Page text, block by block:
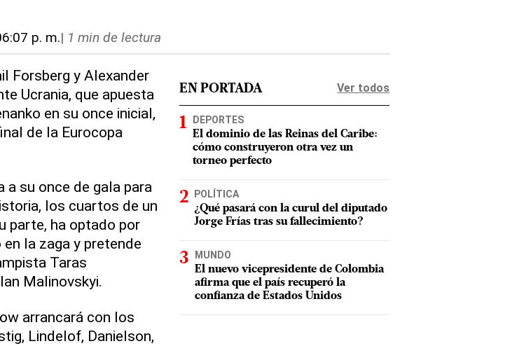
p. m.| 1 min de lectura
Forsberg y Alexander
Ucrania, que apuesta
en su once inicial,
de la Eurocopa
a su once de gala para
los cuartos de un
parte, ha optado por
la zaga y pretende
Taras
Malinovskyi.
arrancará con los
Lindelof, Danielson,
EN PORTADA Ver todos
DEPORTES
El dominio de las Reinas del Caribe:
cómo construyeron otra vez un
torneo perfecto
POLÍTICA
¿Qué pasará con la curul del diputado
Jorge Frías tras su fallecimiento?
MUNDO
El nuevo vicepresidente de Colombia
afirma que el país recuperó la
confianza de Estados Unidos